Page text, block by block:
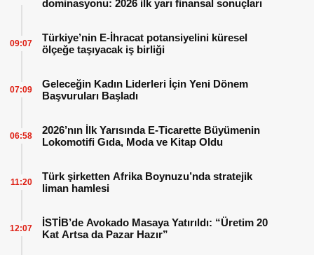
dominasyonu: 2026 ilk yarı finansal sonuçları
Türkiye’nin E-İhracat potansiyelini küresel
ölçeğe taşıyacak iş birliği
09:07
Geleceğin Kadın Liderleri İçin Yeni Dönem
Başvuruları Başladı
07:09
2026’nın İlk Yarısında E-Ticarette Büyümenin
Lokomotifi Gıda, Moda ve Kitap Oldu
06:58
Türk şirketten Afrika Boynuzu’nda stratejik
liman hamlesi
11:20
İSTİB’de Avokado Masaya Yatırıldı: “Üretim 20
Kat Artsa da Pazar Hazır”
12:07